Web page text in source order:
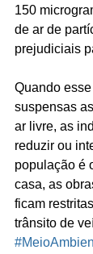
150
de ar de
prejudiciais
Quando
suspensas
ar livre, as
reduzir ou
população é
casa, as
ficam
trânsito de